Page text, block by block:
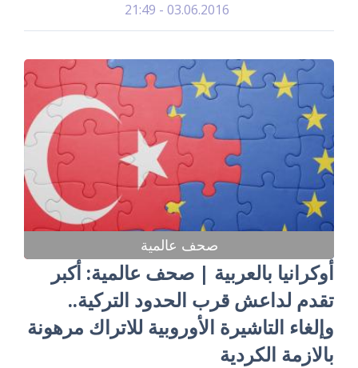
03.06.2016 - 21:49
صحف عالمية
أوكرانيا بالعربية | صحف عالمية: أكبر
تقدم لداعش قرب الحدود التركية..
وإلغاء التاشيرة الأوروبية للاتراك مرهونة
بالازمة الكردية